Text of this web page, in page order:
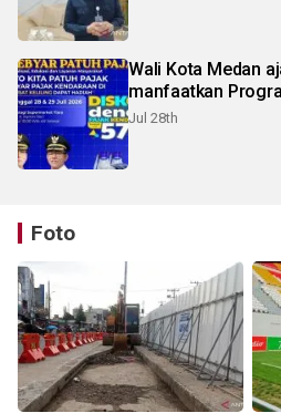
Wali Kota Medan
manfaatkan
Jul 28th
Foto